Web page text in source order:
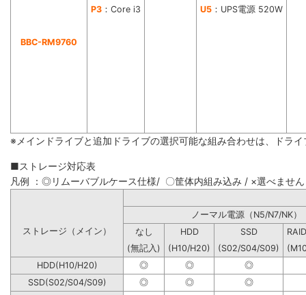
BBC-RM9760
P3 ：Core i3 U5 ：UPS電源 520W
※メインドライブと追加ドライブの選択可能な組み合わせは、ドラ
■ストレージ対応表
凡例 ：◎リムーバブルケース仕様/ 〇筐体内組み込み / ×選べません
ノーマル電源（N5/
ストレージ（メイン）
なし HDD SSD
(無記入)
(H10/H20) (S02/S04/S09)
HDD(H10/H20)
◎ ◎
◎
SSD(S02/S04/S09)
◎ ◎
◎